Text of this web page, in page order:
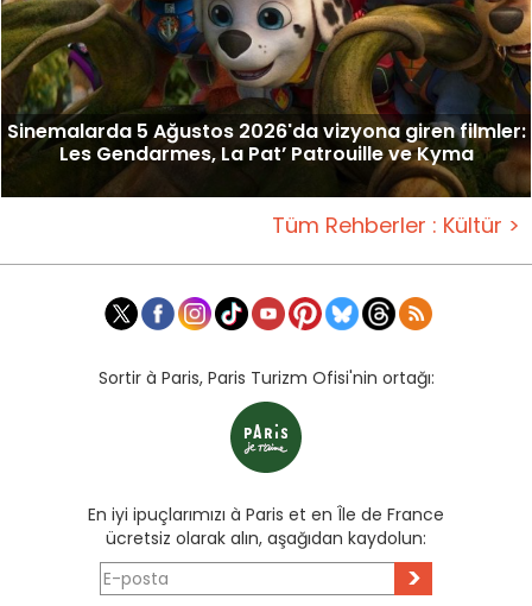
Sinemalarda 5 Ağustos 2026'da vizyona giren filmler:
Les Gendarmes, La Pat’ Patrouille ve Kyma
Tüm Rehberler : Kültür >
Sortir à Paris, Paris Turizm Ofisi'nin ortağı:
En iyi ipuçlarımızı à Paris et en Île de France
ücretsiz olarak alın, aşağıdan kaydolun:
>